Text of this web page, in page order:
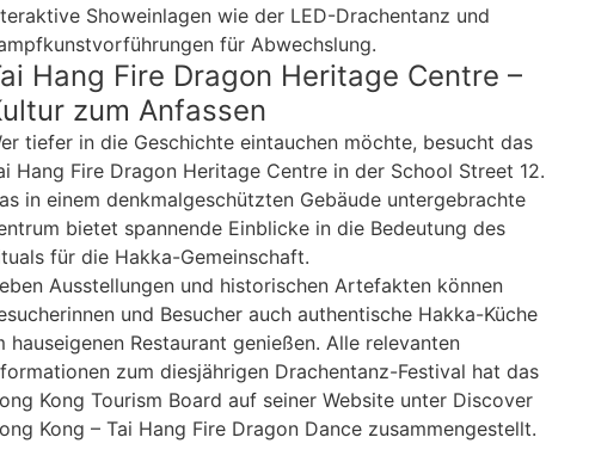
Showeinlagen wie der LED-Drachentanz und
für Abwechslung.
Hang Fire Dragon Heritage Centre –
zum Anfassen
tiefer in die Geschichte eintauchen möchte, besucht das
Hang Fire Dragon Heritage Centre in der School Street 12.
in einem denkmalgeschützten Gebäude untergebrachte
bietet spannende Einblicke in die Bedeutung des
für die Hakka-Gemeinschaft.
Ausstellungen und historischen Artefakten können
und Besucher auch authentische Hakka-Küche
hauseigenen Restaurant genießen. Alle relevanten
zum diesjährigen Drachentanz-Festival hat das
Kong Tourism Board auf seiner Website unter Discover
Kong – Tai Hang Fire Dragon Dance zusammengestellt.